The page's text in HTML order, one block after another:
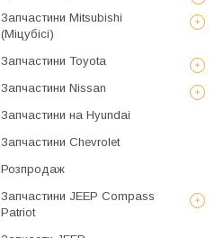
Запчастини Mitsubishi
(Міцубісі)
Запчастини Toyota
Запчастини Nissan
Запчастини на Hyundai
Запчастини Chevrolet
Розпродаж
Запчастини JEEP Compass
Patriot